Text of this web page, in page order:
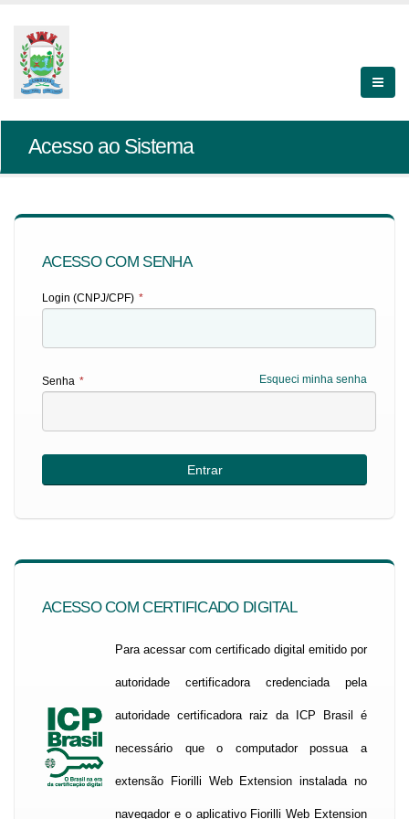
Acesso ao Sistema
ACESSO COM SENHA
Login (CNPJ/CPF) *
Esqueci minha senha
Senha *
ACESSO COM CERTIFICADO DIGITAL
Para acessar com certificado digital emitido por
autoridade certificadora credenciada pela
autoridade certificadora raiz da ICP Brasil é
necessário que o computador possua a
extensão Fiorilli Web Extension instalada no
navegador e o aplicativo Fiorilli Web Extension